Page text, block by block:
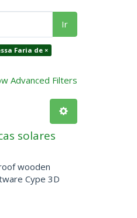
Ir
Faria de ×
Advanced Filters
solares
wooden
Cype 3D